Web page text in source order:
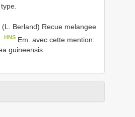
Berland) Recue melangee
HNS Em. avec cette mention:
guineensis.